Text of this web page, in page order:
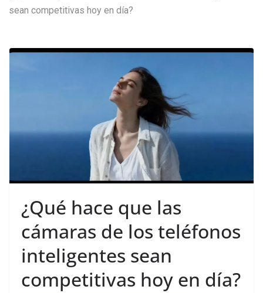
sean competitivas hoy en día?
¿Qué hace que las
cámaras de los teléfonos
inteligentes sean
competitivas hoy en día?